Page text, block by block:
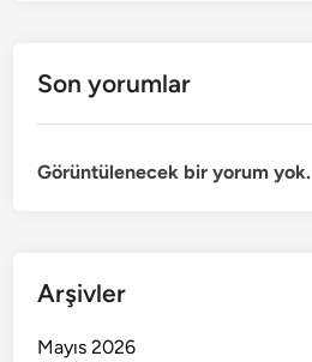
Son yorumlar
Görüntülenecek bir yorum yok.
Arşivler
Mayıs 2026